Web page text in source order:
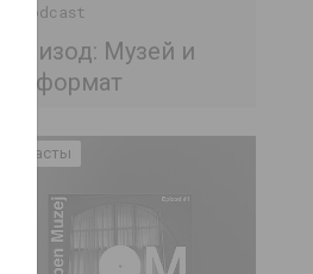
OM Podcast
2 эпизод: Музей и
(не)формат
Подкасты